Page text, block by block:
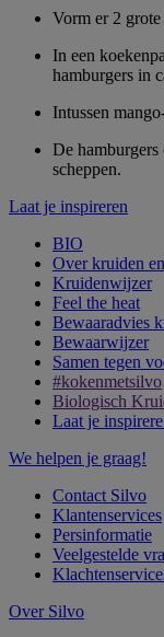
Vorm er 2
In een
hamburgers in
Intussen
De hamburgers
scheppen.
Laat je inspireren
BIO
Over kruiden
Kruidenwijzer
Feel the heat
Bewaaradvies
Bewaarwijzer
Samen tegen
#kokenmetsilvo
Biologisch
Laat je
We helpen je graag!
Contact Silvo
Klantenservices
Persinformatie
Veelgestelde
Over Silvo